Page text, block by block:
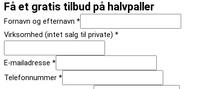
Få et gratis tilbud på halvpaller
Fornavn og efternavn *
Virksomhed (intet salg til private) *
E-mailadresse *
Telefonnummer *